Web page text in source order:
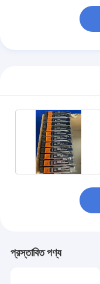
প্রস্তাবিত পণ্য